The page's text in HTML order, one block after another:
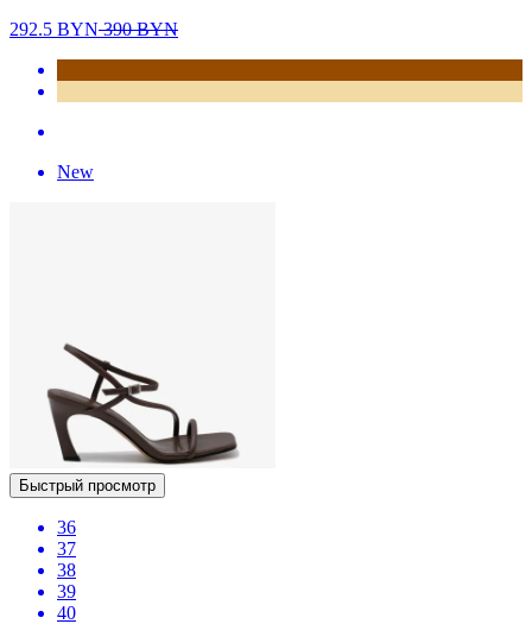
292.5 BYN390BYN
New
Быстрый просмотр
36
37
38
39
40